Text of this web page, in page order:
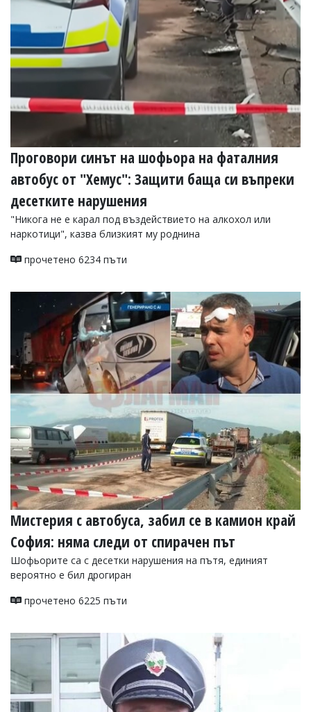
Проговори синът на шофьора на фаталния
автобус от "Хемус": Защити баща си въпреки
десетките нарушения
"Никога не е карал под въздействието на алкохол или
наркотици", казва близкият му роднина
прочетено 6234 пъти
Мистерия с автобуса, забил се в камион край
София: няма следи от спирачен път
Шофьорите са с десетки нарушения на пътя, единият
вероятно е бил дрогиран
прочетено 6225 пъти